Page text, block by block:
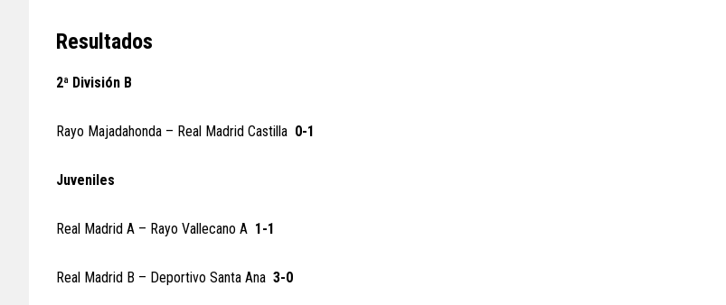
Resultados
2ª División B
Rayo Majadahonda – Real Madrid Castilla 0-1
Juveniles
Real Madrid A – Rayo Vallecano A 1-1
Real Madrid B – Deportivo Santa Ana 3-0